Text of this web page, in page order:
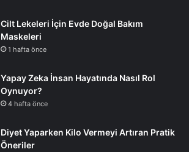
Cilt Lekeleri İçin Evde Doğal Bakım
Maskeleri
1 hafta önce
Yapay Zeka İnsan Hayatında Nasıl Rol
Oynuyor?
4 hafta önce
Diyet Yaparken Kilo Vermeyi Artıran Pratik
Öneriler